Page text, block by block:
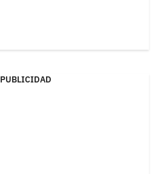
PUBLICIDAD